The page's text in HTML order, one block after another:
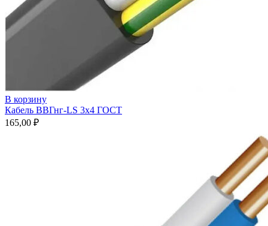
В корзину
Кабель ВВГнг-LS 3х4 ГОСТ
165,00 ₽